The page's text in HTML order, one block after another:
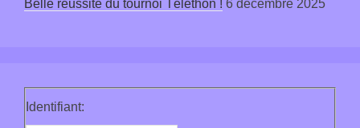
Belle réussite du tournoi Téléthon ! 6 décembre 2025
Identifiant: